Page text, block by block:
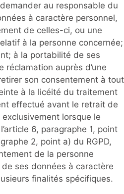
au responsable du
à caractère personnel,
de celles-ci, ou une
à la personne concernée;
à la portabilité de ses
réclamation auprès d’une
son consentement à tout
à la licéité du traitement
effectué avant le retrait de
lorsque le
6, paragraphe 1, point
2, point a) du RGPD,
de la personne
ses données à caractère
finalités spécifiques.